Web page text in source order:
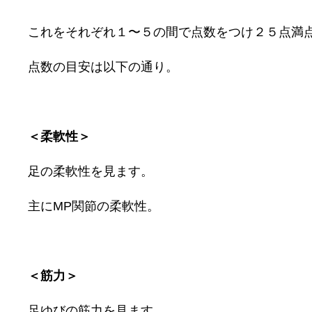
これをそれぞれ１〜５の間で点数をつけ２５点満
点数の目安は以下の通り。
＜柔軟性＞
足の柔軟性を見ます。
主にMP関節の柔軟性。
＜筋力＞